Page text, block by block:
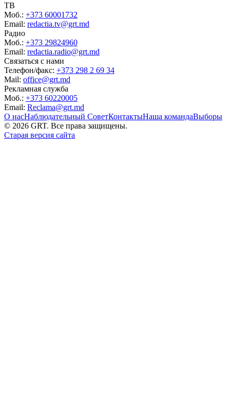
ТВ
Моб.: +373 60001732
Email: redactia.tv@grt.md
Радио
Моб.: +373 29824960
Email: redactia.radio@grt.md
Связаться с нами
Телефон/факс: +373 298 2 69 34
Mail: office@grt.md
Рекламная служба
Моб.: +373 60220005
Email: Reclama@grt.md
О насНаблюдательный СоветКонтактыНаша командаВыборы
© 2026 GRT. Все права защищены.
Старая версия сайта